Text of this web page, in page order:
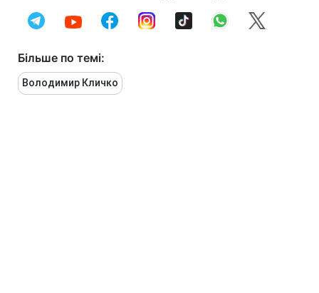
Більше по темі:
Володимир Кличко